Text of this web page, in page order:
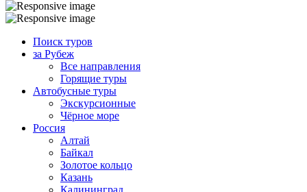
Поиск туров
за Рубеж
Все направления
Горящие туры
Автобусные туры
Экскурсионные
Чёрное море
Россия
Алтай
Байкал
Золотое кольцо
Казань
Калининград